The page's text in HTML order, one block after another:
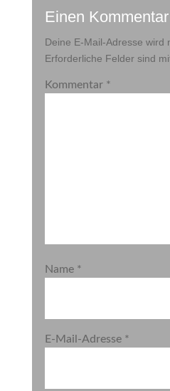
Einen
Deine E-Mail-Adresse wird
Erforderliche Felder sind
Kommentar *
Name *
E-Mail-Adresse *